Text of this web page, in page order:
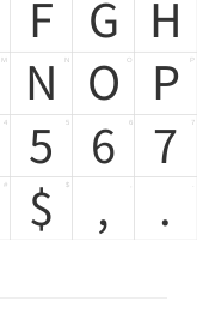
F G H
M N
N
O
O
P
P
4 5
5
6
6
7
7
# $
$ , .